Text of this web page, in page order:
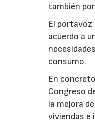
también
El
acuerdo a
consumo.
En
Congreso
la mejora
viviendas e